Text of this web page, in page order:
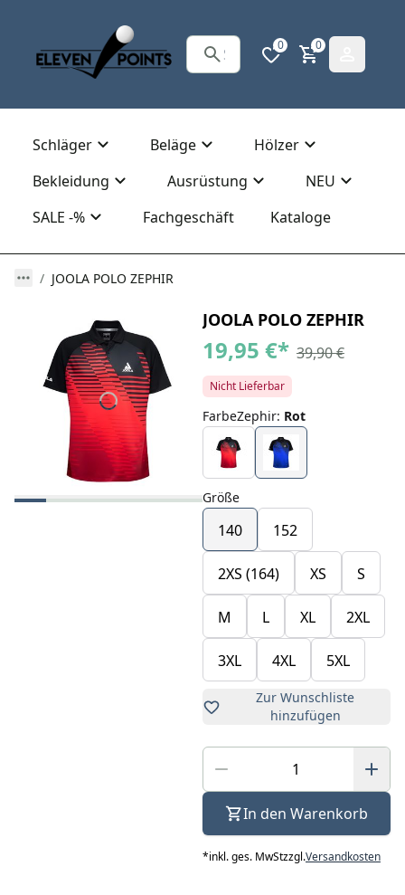
0 0
Schläger Beläge
Hölzer
Bekleidung
Ausrüstung
NEU
SALE -%
Fachgeschäft Kataloge
JOOLA POLO ZEPHIR
JOOLA POLO ZEPHIR
19,95 €* 39,90 €
Nicht Lieferbar
FarbeZephir: Rot
Größe
140 152
2XS (164) XS S
M L XL 2XL
3XL 4XL 5XL
Zur Wunschliste
hinzufügen
In den Warenkorb
*inkl. ges. MwStzzgl.Versandkosten